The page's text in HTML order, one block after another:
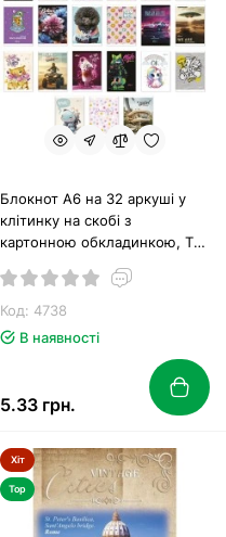
Блокнот А6 на 32 аркуші у
клітинку на скобі з
картонною обкладинкою, ТМ
Код: 4738
В наявності
5.33 грн.
Хіт
Top